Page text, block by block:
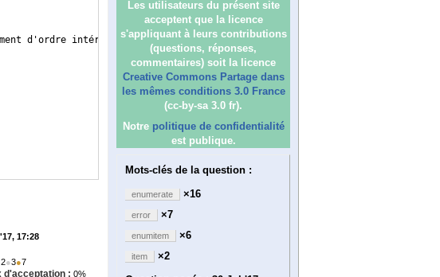
d'ordre intérieur, les présentes s'interprètent la lumière de la Charte,
17:28
2●3●7
d'acceptation : 0%
Les utilisateurs du présent site
acceptent que la licence
s'appliquant à leurs contributions
(questions, réponses,
commentaires) soit la licence
Creative Commons Partage dans
les mêmes conditions 3.0 France
(cc-by-sa 3.0 fr).
Notre politique de confidentialité
est publique.
Mots-clés de la question :
enumerate ×16
error ×7
enumitem ×6
item
×2